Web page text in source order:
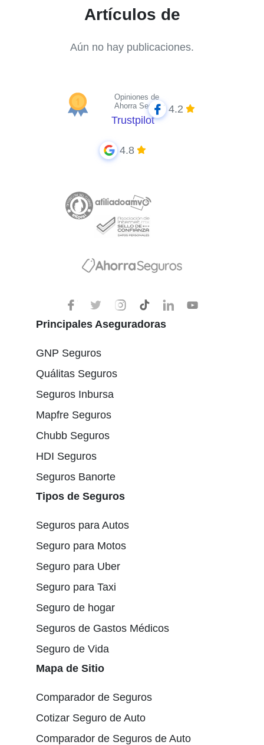
Artículos de
Aún no hay publicaciones.
Opiniones de
Ahorra Seguros
Trustpilot
4.2
4.8
Principales Aseguradoras
GNP Seguros
Quálitas Seguros
Seguros Inbursa
Mapfre Seguros
Chubb Seguros
HDI Seguros
Seguros Banorte
Tipos de Seguros
Seguros para Autos
Seguro para Motos
Seguro para Uber
Seguro para Taxi
Seguro de hogar
Seguros de Gastos Médicos
Seguro de Vida
Mapa de Sitio
Comparador de Seguros
Cotizar Seguro de Auto
Comparador de Seguros de Auto